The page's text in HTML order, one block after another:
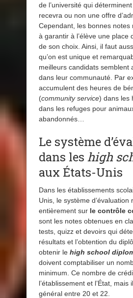
de l’université qui déterminent
recevra ou non une offre
Cependant, les bonnes notes
à garantir à l’élève une place
de son choix. Ainsi, il faut
qu’on est unique et
meilleurs candidats semblent
dans leur communauté. Par
accumulent des heures de
(community service) dans les
dans les refuges pour
abandonnés…
Le système
dans les high
aux États-Unis
Dans les établissements
Unis, le système d’évaluation
entièrement sur le contrôle
sont les notes obtenues en
tests, quizz et devoirs qui
résultats et l’obtention du
obtenir le high school
doivent comptabiliser un
minimum. Ce nombre de
l’établissement et l’État, mais
général entre 20 et 22.